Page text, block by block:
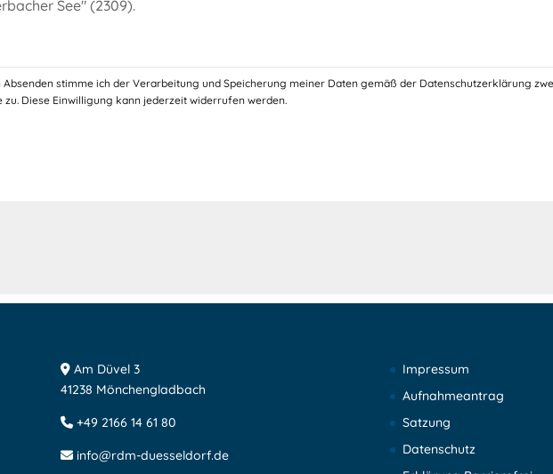
Absenden stimme ich der Verarbeitung und Speicherung meiner Daten gemäß der Datenschutzerklärung
zu. Diese Einwilligung kann jederzeit widerrufen werden.
Am Düvel 3
41238 Mönchengladbach
+49 2166 14 61 80
info@rdm-duesseldorf.de
Impressum
Aufnahmeantrag
Satzung
Datenschutz